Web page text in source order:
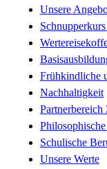
Unsere
Frühkindliche
Nachhaltigkeit
Schulische
Unsere Werte